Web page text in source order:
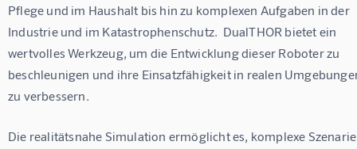
Pflege und im Haushalt bis hin zu komplexen Aufgaben in der
Industrie und im Katastrophenschutz.  DualTHOR bietet ein
wertvolles Werkzeug, um die Entwicklung dieser Roboter zu
beschleunigen und ihre Einsatzfähigkeit in realen
zu verbessern.
Die realitätsnahe Simulation ermöglicht es, komplexe